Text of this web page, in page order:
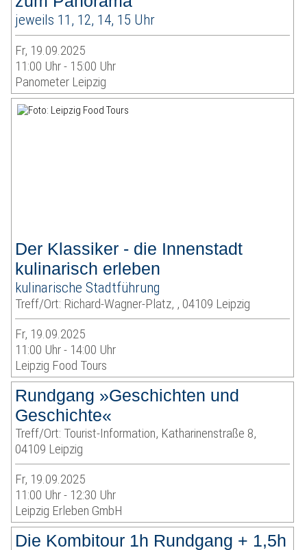
jeweils 11, 12, 14, 15 Uhr
Fr, 19.09.2025
11:00 Uhr - 15:00 Uhr
Panometer Leipzig
Der Klassiker - die Innenstadt
kulinarisch erleben
kulinarische Stadtführung
Treff/Ort: Richard-Wagner-Platz, , 04109 Leipzig
Fr, 19.09.2025
11:00 Uhr - 14:00 Uhr
Leipzig Food Tours
Rundgang »Geschichten und
Geschichte«
Treff/Ort: Tourist-Information, Katharinenstraße 8,
04109 Leipzig
Fr, 19.09.2025
11:00 Uhr - 12:30 Uhr
Leipzig Erleben GmbH
Die Kombitour 1h Rundgang + 1,5h